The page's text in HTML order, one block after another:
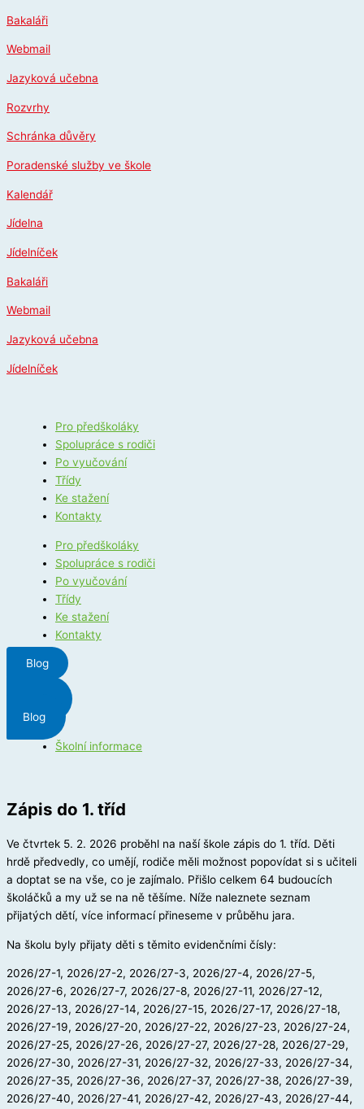
na
obsah
Bakaláři
Webmail
Jazyková učebna
Rozvrhy
Schránka důvěry
Poradenské služby ve škole
Kalendář
Jídelna
Jídelníček
Bakaláři
Webmail
Jazyková učebna
Jídelníček
Pro předškoláky
Spolupráce s rodiči
Po vyučování
Třídy
Ke stažení
Kontakty
Pro předškoláky
Spolupráce s rodiči
Po vyučování
Třídy
Ke stažení
Kontakty
Blog
Blog
Školní informace
Zápis do 1. tříd
Ve čtvrtek 5. 2. 2026 proběhl na naší škole zápis do 1. tříd. Děti
hrdě předvedly, co umějí, rodiče měli možnost popovídat si s učiteli
a doptat se na vše, co je zajímalo. Přišlo celkem 64 budoucích
školáčků a my už se na ně těšíme. Níže naleznete seznam
přijatých dětí, více informací přineseme v průběhu jara.
Na školu byly přijaty děti s těmito evidenčními čísly:
2026/27-1, 2026/27-2, 2026/27-3, 2026/27-4, 2026/27-5,
2026/27-6, 2026/27-7, 2026/27-8, 2026/27-11, 2026/27-12,
2026/27-13, 2026/27-14, 2026/27-15, 2026/27-17, 2026/27-18,
2026/27-19, 2026/27-20, 2026/27-22, 2026/27-23, 2026/27-24,
2026/27-25, 2026/27-26, 2026/27-27, 2026/27-28, 2026/27-29,
2026/27-30, 2026/27-31, 2026/27-32, 2026/27-33, 2026/27-34,
2026/27-35, 2026/27-36, 2026/27-37, 2026/27-38, 2026/27-39,
2026/27-40, 2026/27-41, 2026/27-42, 2026/27-43, 2026/27-44,